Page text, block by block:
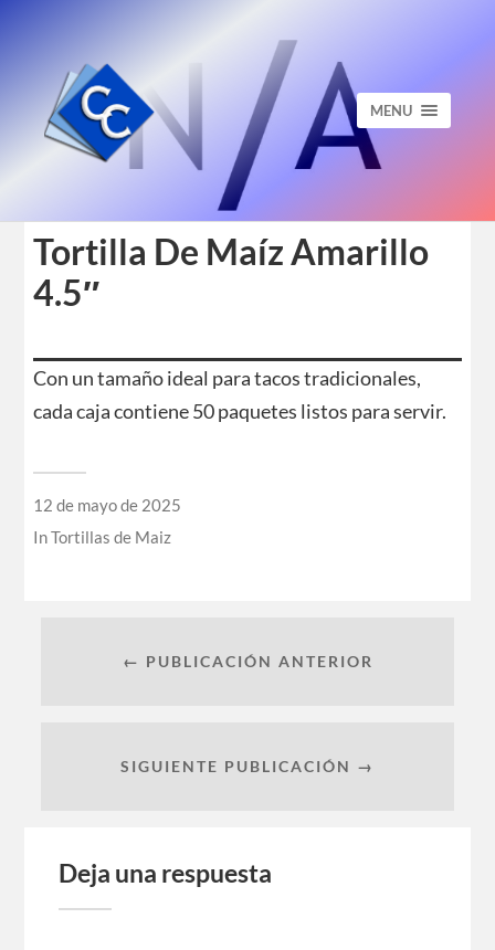
MENU
Tortilla De Maíz Amarillo
4.5″
Con un tamaño ideal para tacos tradicionales,
cada caja contiene 50 paquetes listos para servir.
12 de mayo de 2025
InTortillas de Maiz
← PUBLICACIÓN ANTERIOR
SIGUIENTE PUBLICACIÓN →
Deja una respuesta